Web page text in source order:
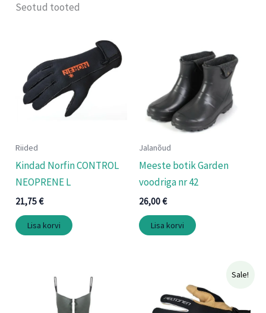
Seotud tooted
Riided
Kindad Norfin CONTROL
NEOPRENE L
21,75€
Lisa korvi
Jalanõud
Meeste botik Garden
voodriga nr 42
26,00€
Lisa korvi
Sale!
oli:
31,50 €.
Praegune
on:
25,20 €.